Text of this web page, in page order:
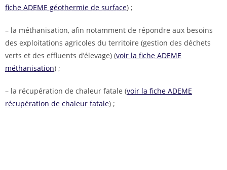
fiche ADEME géothermie de surface) ;
– la méthanisation, afin notamment de répondre aux besoins
des exploitations agricoles du territoire (gestion des déchets
verts et des effluents d’élevage) (voir la fiche ADEME
méthanisation) ;
– la récupération de chaleur fatale (voir la fiche ADEME
récupération de chaleur fatale) ;